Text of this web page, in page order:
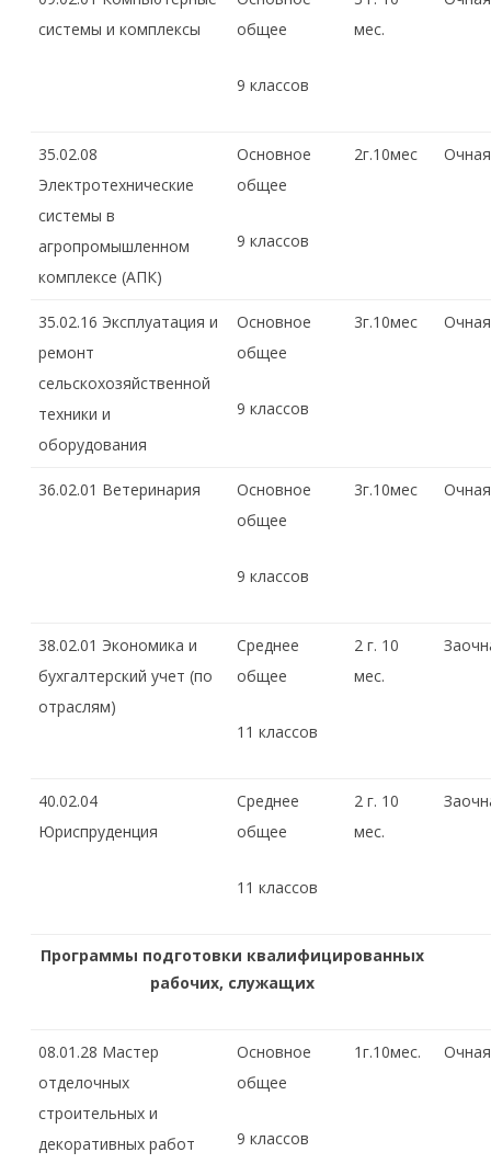
системы и комплексы
общее
9 классов
мес.
35.02.08
Электротехнические
системы в
агропромышленном
комплексе (АПК)
Основное
общее
9 классов
2г.10мес Очная
35.02.16 Эксплуатация и
ремонт
сельскохозяйственной
техники и
оборудования
Основное
общее
9 классов
3г.10мес Очная
36.02.01 Ветеринария
Основное
общее
9 классов
3г.10мес Очная
38.02.01 Экономика и
бухгалтерский учет (по
отраслям)
Среднее
общее
11 классов
2 г. 10
мес.
40.02.04
Юриспруденция
Среднее
общее
11 классов
2 г. 10
мес.
Программы подготовки квалифицированных
рабочих, служащих
08.01.28 Мастер
отделочных
строительных и
декоративных работ
Основное
общее
9 классов
1г.10мес. Очная